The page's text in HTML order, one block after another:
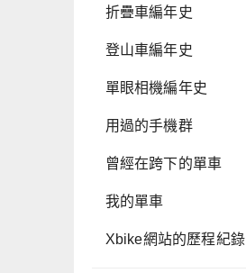
折疊車編年史
登山車編年史
單眼相機編年史
用過的手機群
曾經在跨下的單車
我的單車
Xbike網站的歷程紀錄